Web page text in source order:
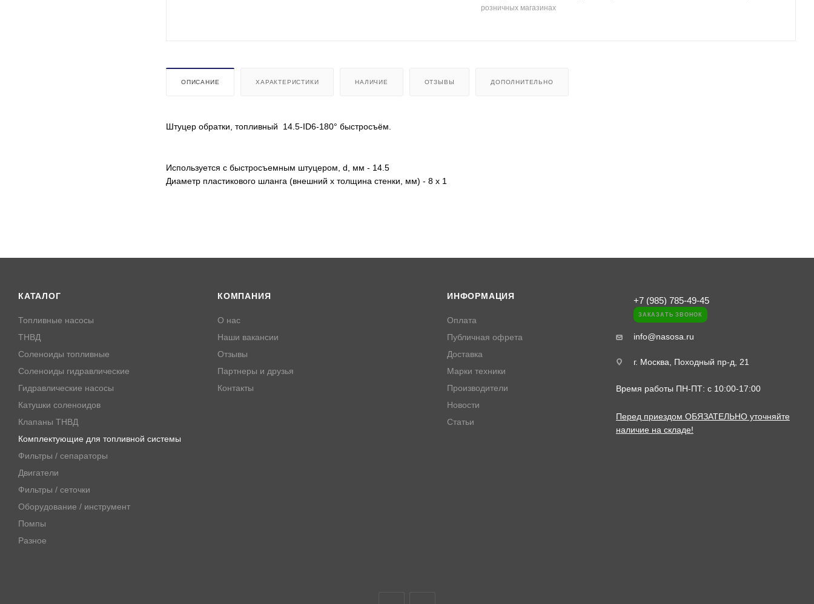
розничных магазинах
ОПИСАНИЕ ХАРАКТЕРИСТИКИ НАЛИЧИЕ ОТЗЫВЫ ДОПОЛНИТЕЛЬНО
Штуцер обратки, топливный 14.5-ID6-180° быстросъём.
Используется с быстросъемным штуцером, d, мм - 14.5
Диаметр пластикового шланга (внешний х толщина стенки, мм) - 8 х 1
КАТАЛОГ
Топливные насосы
ТНВД
Соленоиды топливные
Соленоиды гидравлические
Гидравлические насосы
Катушки соленоидов
Клапаны ТНВД
Комплектующие для топливной системы
Фильтры / сепараторы
Двигатели
Фильтры / сеточки
Оборудование / инструмент
Помпы
Разное
КОМПАНИЯ
О нас
Наши вакансии
Отзывы
Партнеры и друзья
Контакты
ИНФОРМАЦИЯ
Оплата
Публичная офрета
Доставка
Марки техники
Производители
Новости
Статьи
+7 (985) 785-49-45
ЗАКАЗАТЬ ЗВОНОК
info@nasosa.ru
г. Москва, Походный пр-д, 21
Время работы ПН-ПТ: с 10:00-17:00
Перед приездом ОБЯЗАТЕЛЬНО уточняйте
наличие на складе!